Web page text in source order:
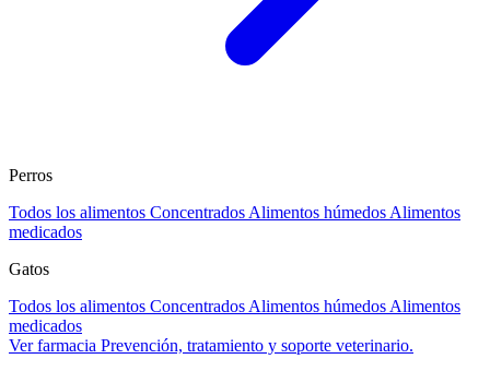
Perros
Todos los alimentos Concentrados Alimentos húmedos Alimentos
medicados
Gatos
Todos los alimentos Concentrados Alimentos húmedos Alimentos
medicados
Ver farmacia Prevención, tratamiento y soporte veterinario.